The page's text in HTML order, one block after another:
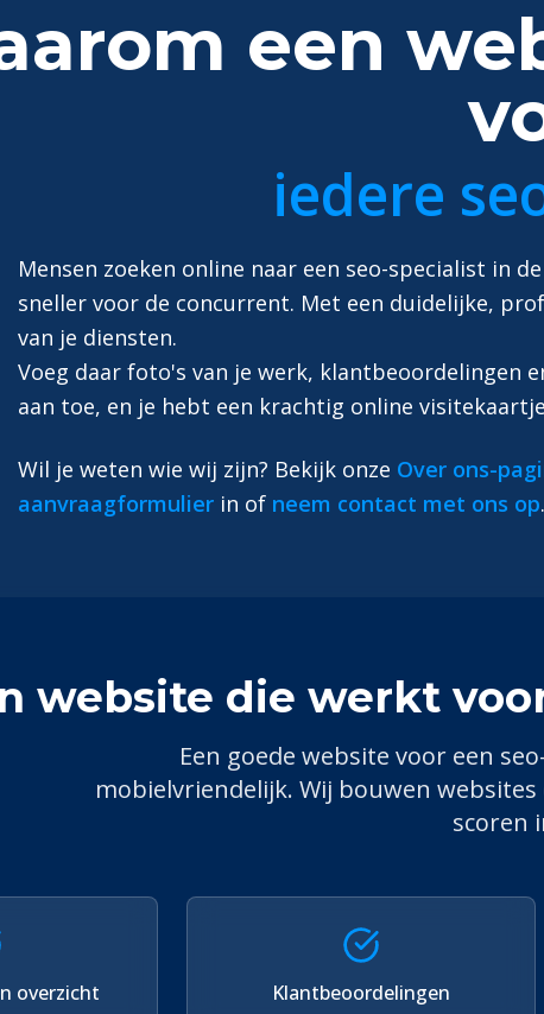
een
iedere
Mensen zoeken online naar een seo-specialist in
sneller voor de concurrent. Met een duidelijke,
van je diensten.
Voeg daar foto's van je werk, klantbeoordelingen
aan toe, en je hebt een krachtig online
Wil je weten wie wij zijn? Bekijk onze Over ons-
aanvraagformulier in of neem contact met ons op.
website die werkt
Een goede website voor een
mobielvriendelijk. Wij bouwen
scoren
overzicht Klantbeoordelingen